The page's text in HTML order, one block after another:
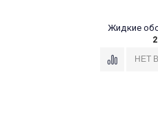
Жидкие